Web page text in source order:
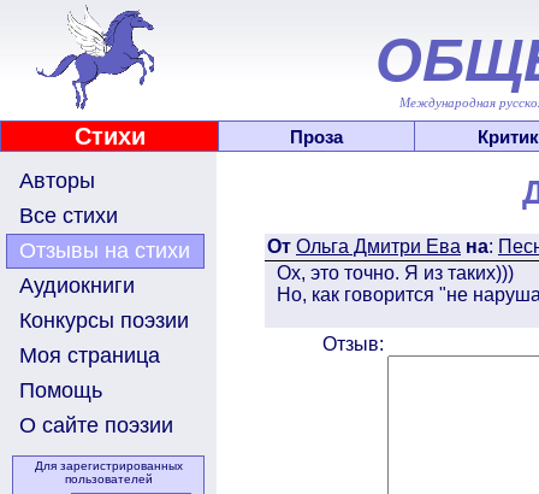
Международная
Стихи Проза
Авторы
Все стихи
Отзывы на стихи
Аудиокниги
Конкурсы поэзии
Моя страница
Помощь
О сайте поэзии
Для зарегистрированных
пользователей
От Ольга Дмитри Ева на:
Ох, это точно. Я из таких)))
Но, как говорится "не
Отзыв: